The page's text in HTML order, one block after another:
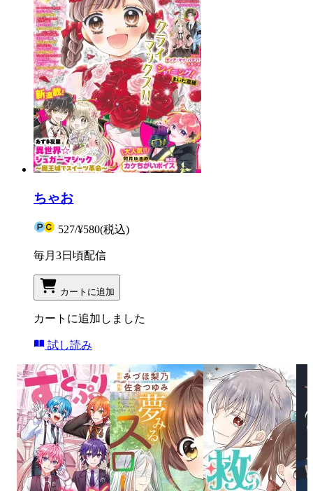
ちゃお
527/¥580(税込)
毎月3日頃配信
カートに追加
カートに追加しました
試し読み